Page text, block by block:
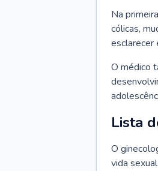
Na
cólicas,
esclarecer
O médico
Lista
O
vida